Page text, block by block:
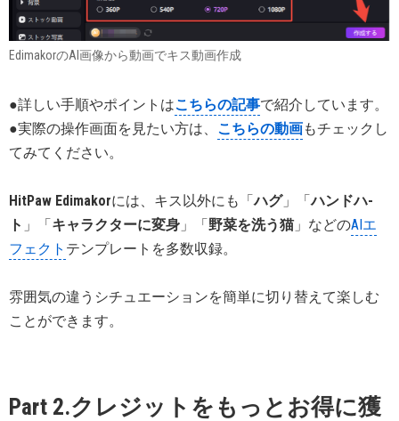
EdimakorのAI画像から動画でキス動画作成
●詳しい手順やポイントはこちらの記事で紹介しています。
●実際の操作画面を見たい方は、 こちらの動画もチェックし
てみてください。
HitPaw Edimakorには、キス以外にも「ハグ」「ハンドハ-
ト 」「キャラクターに変身 」「野菜を洗う猫」などのAIエ
フェクト テンプレートを多数収録。
雰囲気の違うシチュエーションを簡単に切り替えて楽しむ
ことができます。
Part 2.クレジットをもっとお得に獲